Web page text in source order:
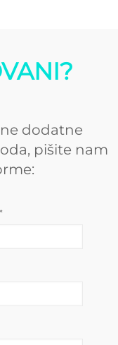
dodatne
pišite nam
*